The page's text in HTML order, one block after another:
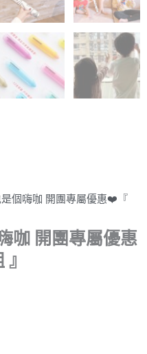
個嗨咖 開團專屬優惠❤️『
咖 開團專屬優惠